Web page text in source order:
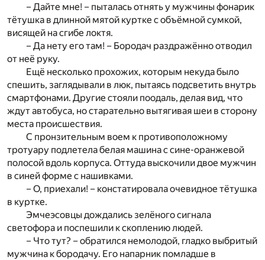
– Дaйте мне! – пыталась отнять у мужчины фонарик
тётушка в длинной мятой куртке с объёмной сумкой,
висящей на сгибе локтя.
– Да нету его там! – Бородач раздражённо отводил
от неё руку.
Ещё несколько прохожих, которым некуда было
спешить, заглядывали в люк, пытаясь подсветить внутрь
смартфонами. Другие стояли поодаль, делая вид, что
ждут автобуса, но старательно вытягивая шеи в сторону
места происшествия.
С пронзительным воем к противоположному
тротуару подлетела белая машина с сине-оранжевой
полосой вдоль корпуса. Оттуда выскочили двое мужчин
в синей форме с нашивками.
– О, приехали! – констатировала очевидное тётушка
в куртке.
Эмчеэсовцы дождались зелёного сигнала
светофора и поспешили к скоплению людей.
– Что тут? – обратился немолодой, гладко выбритый
мужчина к бородачу. Его напарник помладше в